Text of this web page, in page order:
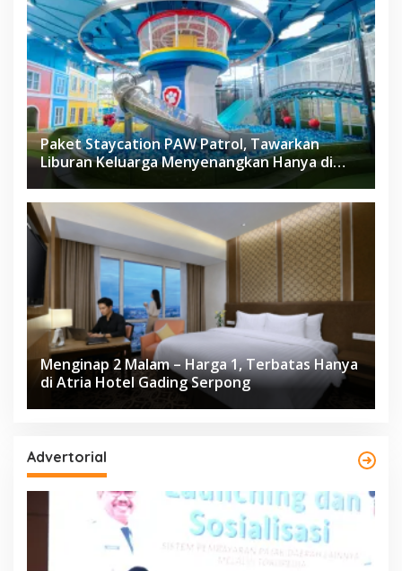
Paket Staycation PAW Patrol, Tawarkan
Liburan Keluarga Menyenangkan Hanya di
Herloom Hotel BSD
Menginap 2 Malam – Harga 1, Terbatas Hanya
di Atria Hotel Gading Serpong
Advertorial